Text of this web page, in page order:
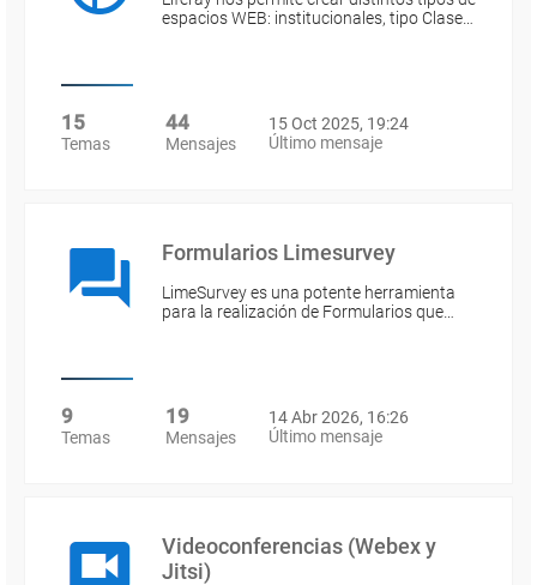
espacios WEB: institucionales, tipo Clase…
15
Temas
44
Mensajes
15 Oct 2025, 19:24
Último mensaje
Formularios Limesurvey
LimeSurvey es una potente herramienta
para la realización de Formularios que…
9
Temas
19
Mensajes
14 Abr 2026, 16:26
Último mensaje
Videoconferencias (Webex y
Jitsi)